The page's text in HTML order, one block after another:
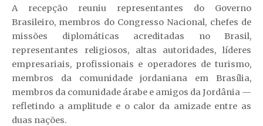
A recepção reuniu representantes do Governo
Brasileiro, membros do Congresso Nacional, chefes de
missões diplomáticas acreditadas no Brasil,
representantes religiosos, altas autoridades, líderes
empresariais, profissionais e operadores de turismo,
membros da comunidade jordaniana em Brasília,
membros da comunidade árabe e amigos da Jordânia —
refletindo a amplitude e o calor da amizade entre as
duas nações.